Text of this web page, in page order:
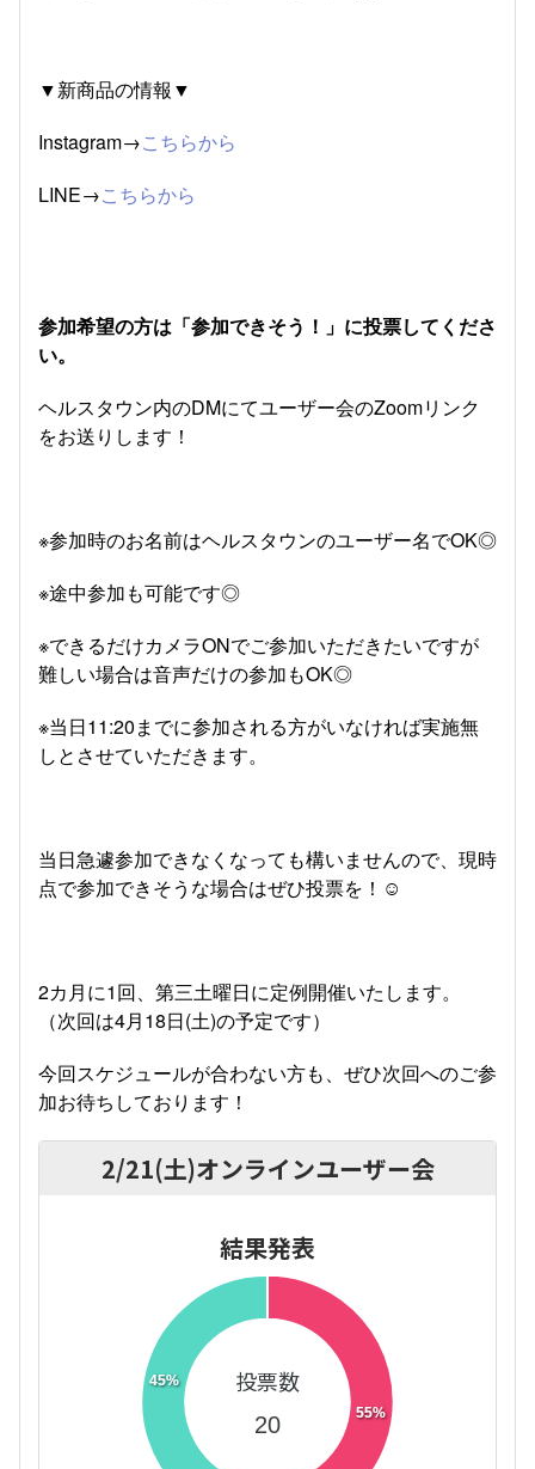
▼新商品の情報▼
Instagram→こちらから
LINE→こちらから
参加希望の方は「参加できそう！」に投票してくださ
い。
ヘルスタウン内のDMにてユーザー会のZoomリンク
をお送りします！
※参加時のお名前はヘルスタウンのユーザー名でOK◎
※途中参加も可能です◎
※できるだけカメラONでご参加いただきたいですが
難しい場合は音声だけの参加もOK◎
※当日11:20までに参加される方がいなければ実施無
しとさせていただきます。
当日急遽参加できなくなっても構いませんので、現時
点で参加できそうな場合はぜひ投票を！☺
2カ月に1回、第三土曜日に定例開催いたします。
（次回は4月18日(土)の予定です）
今回スケジュールが合わない方も、ぜひ次回へのご参
加お待ちしております！
2/21(土)オンラインユーザー会
結果発表
55%
45% 投票数
20